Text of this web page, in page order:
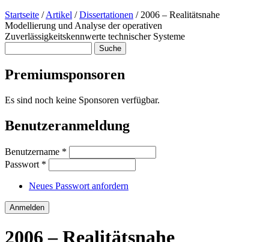
Startseite /Artikel /Dissertationen / 2006 – Realitätsnahe
Modellierung und Analyse der operativen
Zuverlässigkeitskennwerte technischer Systeme
Premiumsponsoren
Es sind noch keine Sponsoren verfügbar.
Benutzeranmeldung
Benutzername *
Passwort *
Neues Passwort anfordern
2006 – Realitätsnahe